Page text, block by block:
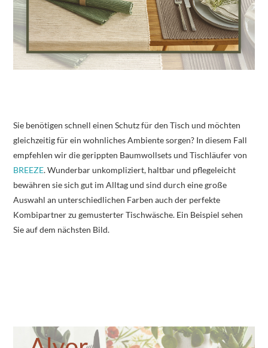
Sie benötigen schnell einen Schutz für den Tisch und möchten
gleichzeitig für ein wohnliches Ambiente sorgen? In diesem Fall
empfehlen wir die gerippten Baumwollsets und Tischläufer von
BREEZE. Wunderbar unkompliziert, haltbar und pflegeleicht
bewähren sie sich gut im Alltag und sind durch eine große
Auswahl an unterschiedlichen Farben auch der perfekte
Kombipartner zu gemusterter Tischwäsche. Ein Beispiel sehen
Sie auf dem nächsten Bild.